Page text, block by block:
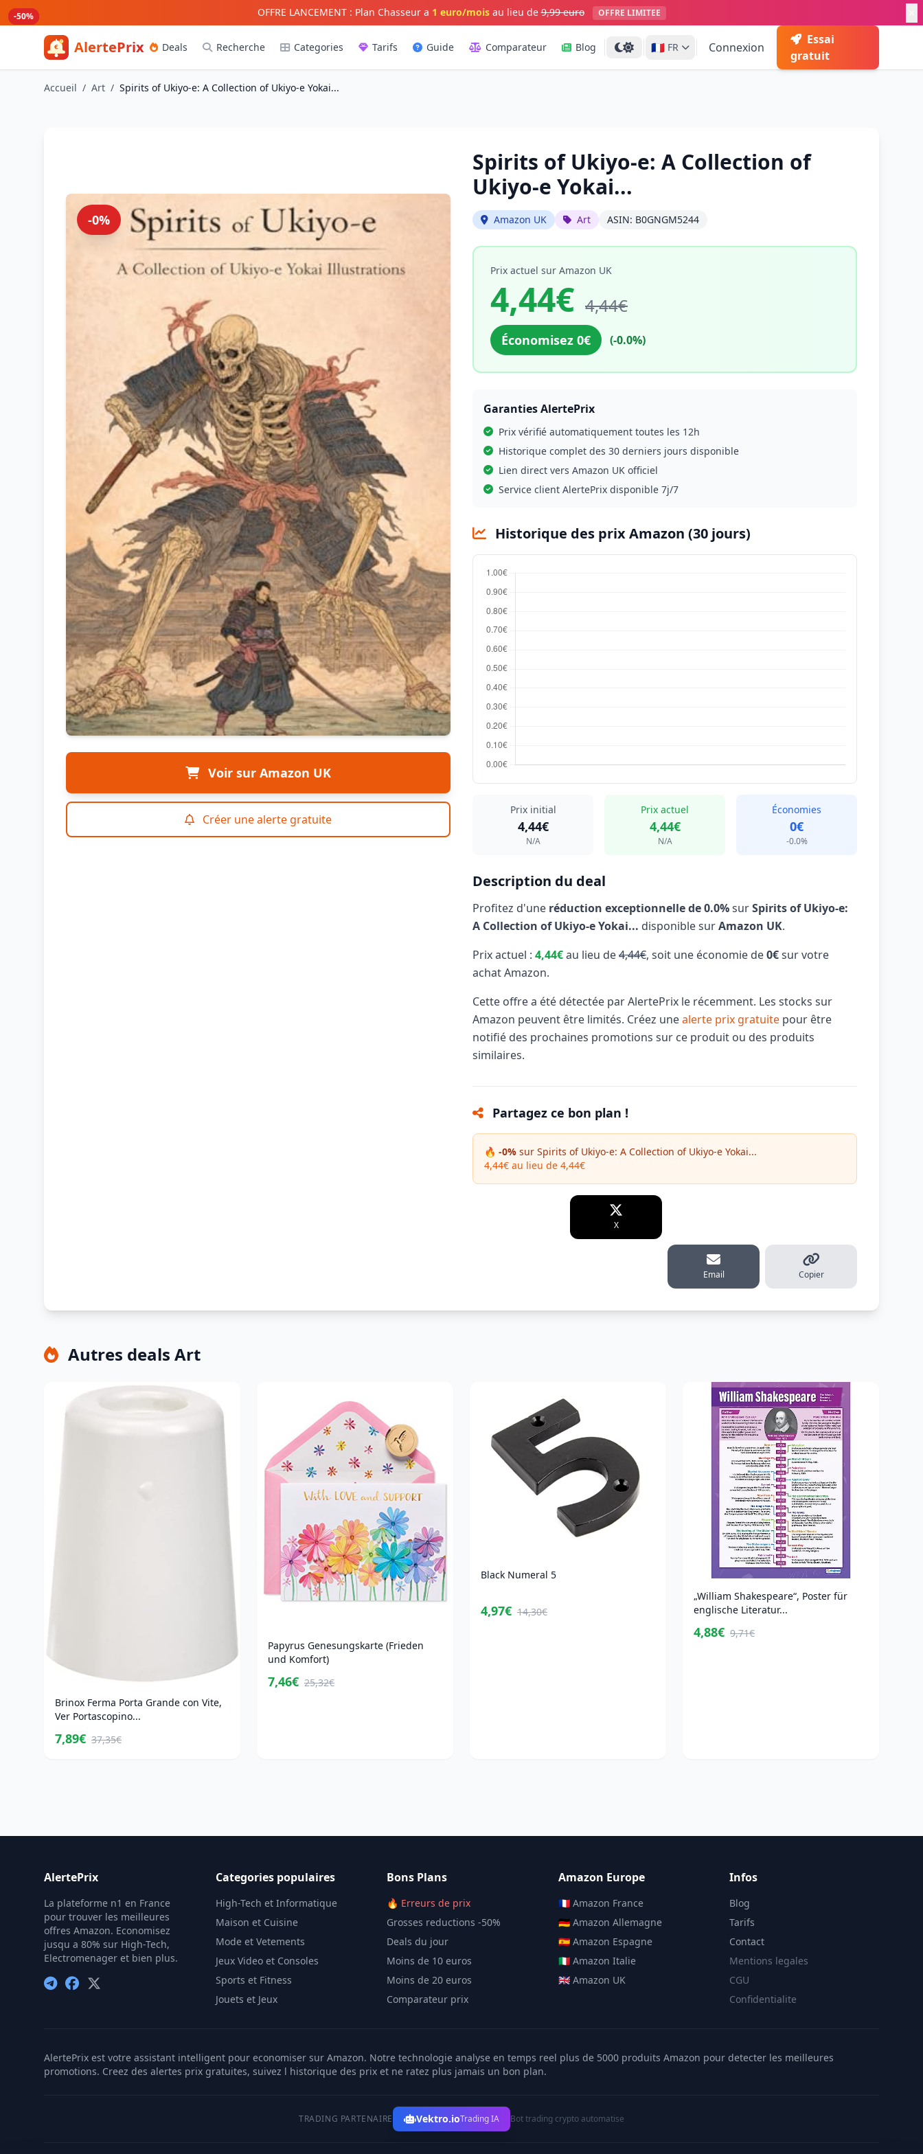
Aller au contenu principal OFFRE LANCEMENT : Plan Chasseur a 1 euro/mois au lieu de9,99 euro OFFRE LIMITEE
AlertePrix
Meilleurs deals Amazon France
Deals Recherche Categories Tarifs Guide Comparateur Blog 🇫🇷 FR Connexion
Essai
gratuit
Accueil / Art / Spirits of Ukiyo-e: A Collection of Ukiyo-e Yokai...
-0%
Voir sur Amazon UK
Créer une alerte gratuite
Spirits of Ukiyo-e: A Collection of
Ukiyo-e Yokai...
Amazon UK Art ASIN: B0GNGM5244
Prix actuel sur Amazon UK
4,44€ 4,44€
Économisez 0€ (-0.0%)
Garanties AlertePrix
Prix vérifié automatiquement toutes les 12h
Historique complet des 30 derniers jours disponible
Lien direct vers Amazon UK officiel
Service client AlertePrix disponible 7j/7
Historique des prix Amazon (30 jours)
Prix initial
4,44€
N/A
Prix actuel
4,44€
N/A
Économies
0€
-0.0%
Description du deal
Profitez d'une réduction exceptionnelle de 0.0%surSpirits of Ukiyo-e:
A Collection of Ukiyo-e Yokai... disponible surAmazon UK.
Prix actuel : 4,44€au lieu de4,44€, soit une économie de0€sur votre
achat Amazon.
Cette offre a été détectée par AlertePrix le récemment. Les stocks sur
Amazon peuvent être limités. Créez unealerte prix gratuite pour être
notifié des prochaines promotions sur ce produit ou des produits
similaires.
Partagez ce bon plan !
🔥 -0% sur Spirits of Ukiyo-e: A Collection of Ukiyo-e Yokai...
4,44€ au lieu de 4,44€
X
Email Copier
Autres deals Art
-79%
Brinox Ferma Porta Grande con Vite,
Ver Portascopino...
7,89€ 37,35€
-71%
Papyrus Genesungskarte (Frieden
und Komfort)
7,46€ 25,32€
-65%
Black Numeral 5
4,97€ 14,30€
-50%
„William Shakespeare“, Poster für
englische Literatur...
4,88€ 9,71€
AlertePrix
La plateforme n1 en France
pour trouver les meilleures
offres Amazon. Economisez
jusqu a 80% sur High-Tech,
Electromenager et bien plus.
Categories populaires
High-Tech et Informatique
Maison et Cuisine
Mode et Vetements
Jeux Video et Consoles
Sports et Fitness
Jouets et Jeux
Bons Plans
🔥 Erreurs de prix
Grosses reductions -50%
Deals du jour
Moins de 10 euros
Moins de 20 euros
Comparateur prix
Amazon Europe
🇫🇷 Amazon France
🇩🇪 Amazon Allemagne
🇪🇸 Amazon Espagne
🇮🇹 Amazon Italie
🇬🇧 Amazon UK
Infos
Blog
Tarifs
Contact
Mentions legales
CGU
Confidentialite
AlertePrix est votre assistant intelligent pour economiser sur Amazon. Notre technologie analyse en temps reel plus de 5000 produits Amazon pour detecter les meilleures
promotions. Creez des alertes prix gratuites, suivez l historique des prix et ne ratez plus jamais un bon plan.
TRADING PARTENAIRE Vektro.ioTrading IA Bot trading crypto automatise